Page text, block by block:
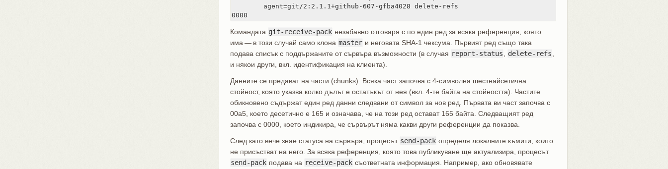
0000
Командата git-receive-pack незабавно отговаря с по един ред за всяка референция, която
има — в този случай само клона master и неговата SHA-1 чексума. Първият ред също така
подава списък с поддържаните от сървъра възможности (в случая report-status delete-refs
и някои други, вкл. идентификация на клиента).
Данните се предават на части (chunks). Всяка част започва с 4-символна шестнайсетична
стойност, която указва колко дълъг е остатъкът от нея (вкл. 4-те байта на стойността). Частите
обикновено съдържат един ред данни следвани от символ за нов ред. Първата ви част започва с
00a5, което десетично е 165 и означава, че на този ред остават 165 байта. Следващият ред
започва с 0000, което индикира, че сървърът няма какви други референции да показва.
След като вече знае статуса на сървъра, процесът send-pack определя локалните къмити, които
не присъстват на него. За всяка референция, която това публикуване ще актуализира, процесът
send-pack подава на receive-pack съответната информация. Например, ако обновявате